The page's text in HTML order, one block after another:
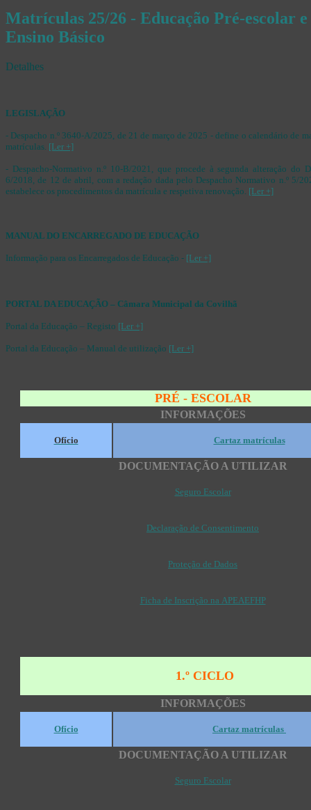
Matrículas 25/26 - Educação Pré-escolar e
Ensino Básico
Detalhes
LEGISLAÇÃO
- Despacho n.º 3640-A/2025, de 21 de março de 2025 - define o calendário de
matrículas. [Ler +]
- Despacho-Normativo n.º 10-B/2021, que procede à segunda alteração do
6/2018, de 12 de abril, com a redação dada pelo Despacho Normativo n.º 5/
estabelece os procedimentos da matrícula e respetiva renovação. [Ler +]
MANUAL DO ENCARREGADO DE EDUCAÇÃO
Informação para os Encarregados de Educação - [Ler +]
PORTAL DA EDUCAÇÃO – Câmara Municipal da Covilhã
Portal da Educação – Registo [Ler +]
Portal da Educação – Manual de utilização [Ler +]
PRÉ - ESCOLAR
INFORMAÇÕES
Ofício Cartaz matrículas
DOCUMENTAÇÃO A UTILIZAR
Seguro Escolar
Declaração de Consentimento
Proteção de Dados
Ficha de Inscrição na APEAEFHP
1.º CICLO
INFORMAÇÕES
Ofício Cartaz matrículas
DOCUMENTAÇÃO A UTILIZAR
Seguro Escolar